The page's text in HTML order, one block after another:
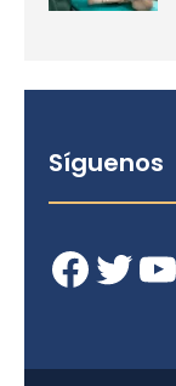
Síguenos
Facebook Twitter YouTube